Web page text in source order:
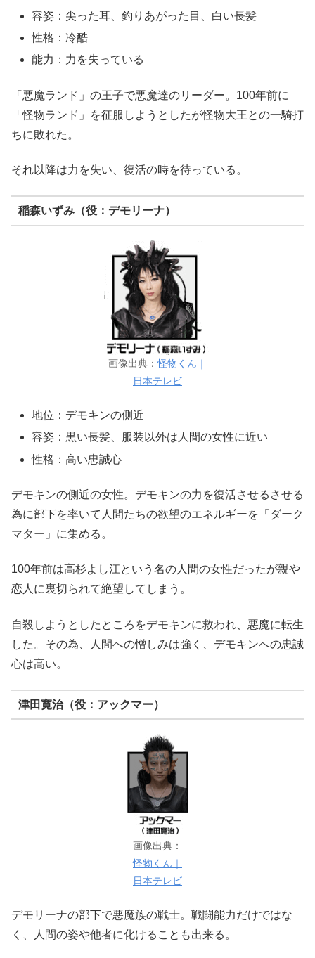
容姿：尖った耳、釣りあがった目、白い長髪
性格：冷酷
能力：力を失っている
「悪魔ランド」の王子で悪魔達のリーダー。100年前に
「怪物ランド」を征服しようとしたが怪物大王との一騎打
ちに敗れた。
それ以降は力を失い、復活の時を待っている。
稲森いずみ（役：デモリーナ）
画像出典：怪物くん｜
日本テレビ
地位：デモキンの側近
容姿：黒い長髪、服装以外は人間の女性に近い
性格：高い忠誠心
デモキンの側近の女性。デモキンの力を復活させるさせる
為に部下を率いて人間たちの欲望のエネルギーを「ダーク
マター」に集める。
100年前は高杉よし江という名の人間の女性だったが親や
恋人に裏切られて絶望してしまう。
自殺しようとしたところをデモキンに救われ、悪魔に転生
した。その為、人間への憎しみは強く、デモキンへの忠誠
心は高い。
津田寛治（役：アックマー）
画像出典：
怪物くん｜
日本テレビ
デモリーナの部下で悪魔族の戦士。戦闘能力だけではな
く、人間の姿や他者に化けることも出来る。